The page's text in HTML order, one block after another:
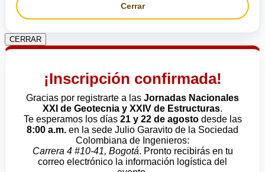
Cerrar
CERRAR
¡Inscripción confirmada!
Gracias por registrarte a las Jornadas Nacionales
XXI de Geotecnia y XXIV de Estructuras.
Te esperamos los días 21 y 22 de agostodesde las
8:00 a.m. en la sede Julio Garavito de la Sociedad
Colombiana de Ingenieros:
Carrera 4 #10-41, Bogotá. Pronto recibirás en tu
correo electrónico la información logística del